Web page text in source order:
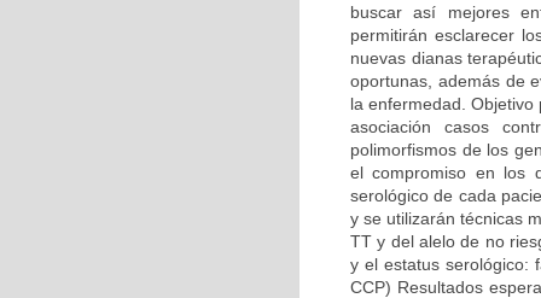
buscar así mejores
permitirán esclarecer
nuevas dianas
oportunas, además de
la enfermedad.
asociación casos
polimorfismos de los
el compromiso en los
serológico de cada
y se utilizarán técnicas
TT y del alelo de no
y el estatus serológico:
CCP) Resultados